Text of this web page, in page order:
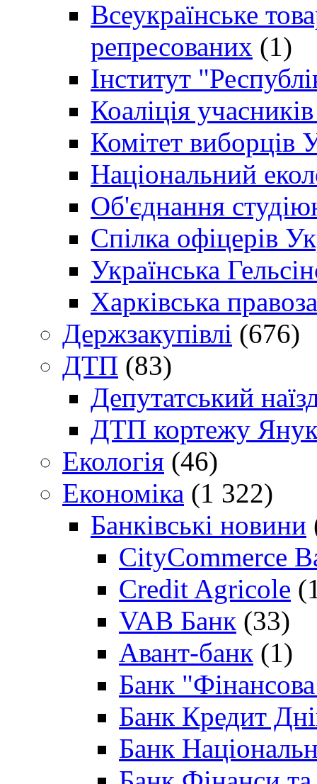
Всеукраїнське
репресованих (1)
Інститут
Коаліція
Комітет виборців
Національний
Об'єднання
Спілка офіцерів
Українська
Харківська
Держзакупівлі (676)
ДТП (83)
Депутатський
ДТП кортежу
Екологія (46)
Економіка (1 322)
Банківські новини
CityCommerce
Credit Agricole
VAB Банк (33)
Авант-банк (1)
Банк "Фінансова
Банк Кредит
Банк